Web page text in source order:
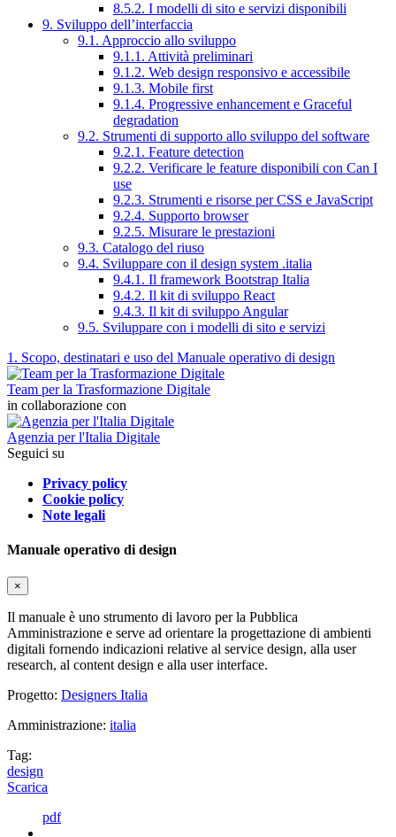
8.5.2. I modelli di sito e servizi disponibili
9. Sviluppo dell’interfaccia
9.1. Approccio allo sviluppo
9.1.1. Attività preliminari
9.1.2. Web design responsivo e accessibile
9.1.3. Mobile first
9.1.4. Progressive enhancement e Graceful
degradation
9.2. Strumenti di supporto allo sviluppo del software
9.2.1. Feature detection
9.2.2. Verificare le feature disponibili con Can I
use
9.2.3. Strumenti e risorse per CSS e JavaScript
9.2.4. Supporto browser
9.2.5. Misurare le prestazioni
9.3. Catalogo del riuso
9.4. Sviluppare con il design system .italia
9.4.1. Il framework Bootstrap Italia
9.4.2. Il kit di sviluppo React
9.4.3. Il kit di sviluppo Angular
9.5. Sviluppare con i modelli di sito e servizi
1. Scopo, destinatari e uso del Manuale operativo di design
Team per la Trasformazione Digitale
in collaborazione con
Agenzia per l'Italia Digitale
Seguici su
Privacy policy
Cookie policy
Note legali
Manuale operativo di design
×
Il manuale è uno strumento di lavoro per la Pubblica
Amministrazione e serve ad orientare la progettazione di ambienti
digitali fornendo indicazioni relative al service design, alla user
research, al content design e alla user interface.
Progetto: Designers Italia
Amministrazione: italia
Tag:
design
Scarica
pdf